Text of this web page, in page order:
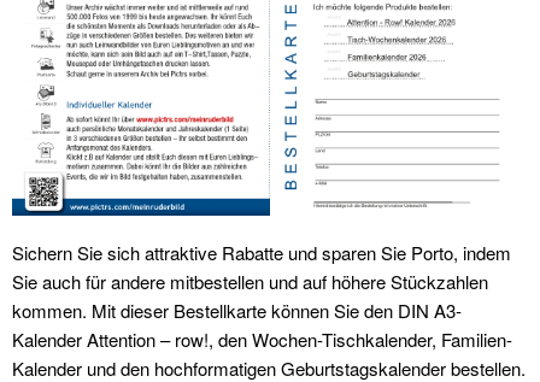
Sichern Sie sich attraktive Rabatte und sparen Sie Porto, indem
Sie auch für andere mitbestellen und auf höhere Stückzahlen
kommen. Mit dieser Bestellkarte können Sie den DIN A3-
Kalender Attention – row!, den Wochen-Tischkalender, Familien-
Kalender und den hochformatigen Geburtstagskalender bestellen.